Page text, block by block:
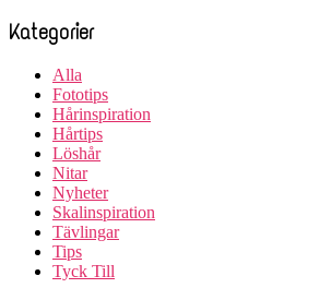
Kategorier
Alla
Fototips
Hårinspiration
Hårtips
Löshår
Nitar
Nyheter
Skalinspiration
Tävlingar
Tips
Tyck Till